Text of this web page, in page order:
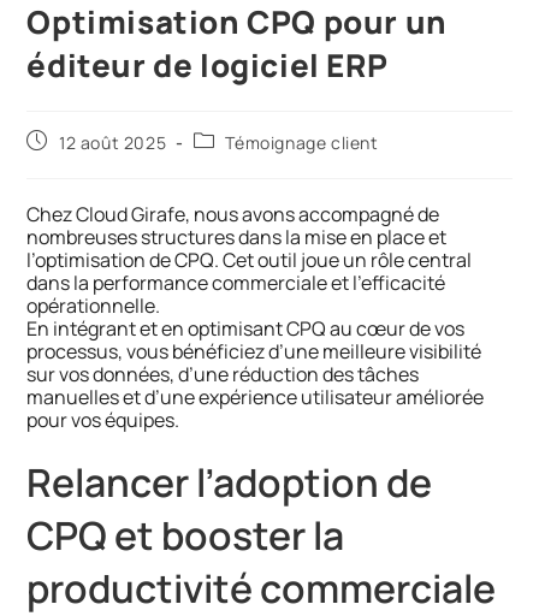
Optimisation CPQ pour un
éditeur de logiciel ERP
12 août 2025 Témoignage client
Chez Cloud Girafe, nous avons accompagné de
nombreuses structures dans la mise en place et
l’optimisation de CPQ. Cet outil joue un rôle central
dans la performance commerciale et l’efficacité
opérationnelle.
En intégrant et en optimisant CPQ au cœur de vos
processus, vous bénéficiez d’une meilleure visibilité
sur vos données, d’une réduction des tâches
manuelles et d’une expérience utilisateur améliorée
pour vos équipes.
Relancer l’adoption de
CPQ et booster la
productivité commerciale